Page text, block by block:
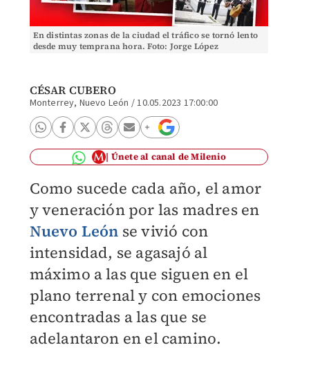
En distintas zonas de la ciudad el tráfico se tornó lento
desde muy temprana hora. Foto: Jorge López
CÉSAR CUBERO
Monterrey, Nuevo León /10.05.2023 17:00:00
Únete al canal de Milenio
Como sucede cada año, el amor
y veneración por las madres en
Nuevo León se vivió con
intensidad, se agasajó al
máximo a las que siguen en el
plano terrenal y con emociones
encontradas a las que se
adelantaron en el camino.